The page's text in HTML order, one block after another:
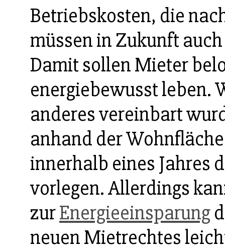
Betriebskosten, die
müssen in Zukunft
Damit sollen Mieter
energiebewusst leben.
anderes vereinbart
anhand der
innerhalb eines Jahres
vorlegen. Allerdings
zurEnergieeinsparung
neuen Mietrechtes